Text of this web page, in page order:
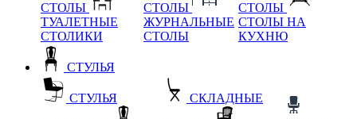
СТОЛЫ
ТУАЛЕТНЫЕ
СТОЛИКИ
СТОЛЫ
ЖУРНАЛЬНЫЕ
СТОЛЫ
СТОЛЫ
СТОЛЫ НА
КУХНЮ
СТУЛЬЯ
СТУЛЬЯ СКЛАДНЫЕ